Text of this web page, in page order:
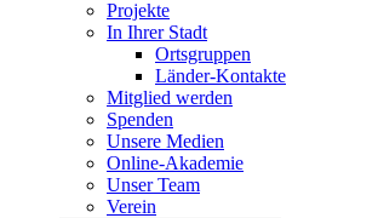
Projekte
In Ihrer Stadt
Ortsgruppen
Länder-Kontakte
Mitglied werden
Spenden
Unsere Medien
Online-Akademie
Unser Team
Verein